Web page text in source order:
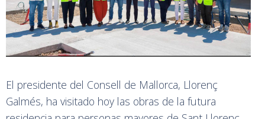
El presidente del Consell de Mallorca, Llorenç
Galmés, ha visitado hoy las obras de la futura